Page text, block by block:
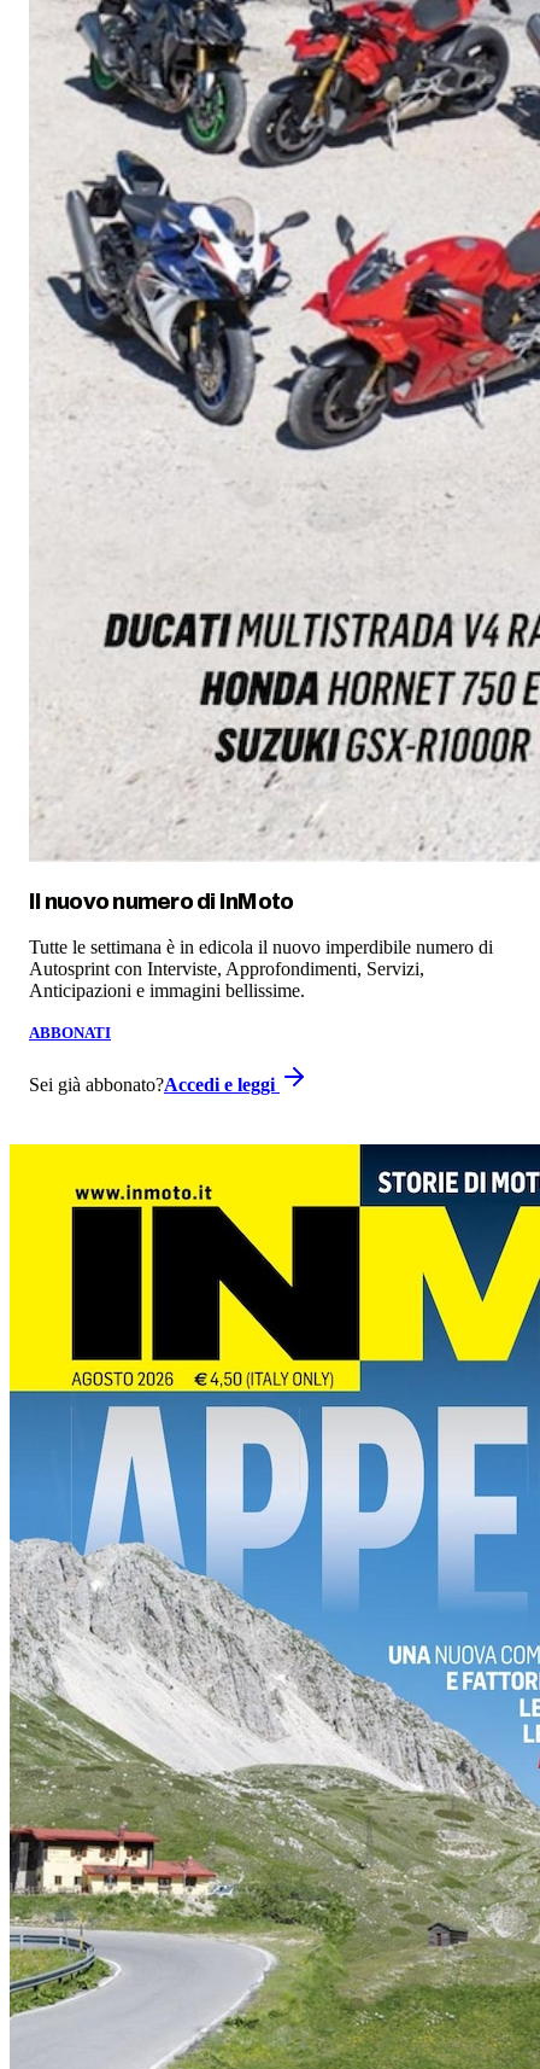
Il nuovo numero di InMoto
Tutte le settimana è in edicola il nuovo imperdibile numero di
Autosprint con Interviste, Approfondimenti, Servizi,
Anticipazioni e immagini bellissime.
ABBONATI
Sei già abbonato?Accedi e leggi